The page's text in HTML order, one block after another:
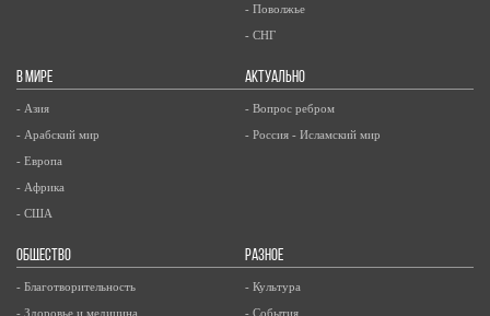
- Поволжье
- СНГ
В МИРЕ
- Азия
- Арабский мир
- Европа
- Африка
- США
АКТУАЛЬНО
- Вопрос ребром
- Россия - Исламский мир
ОБЩЕСТВО
- Благотворительность
- Здоровье и медицина
РАЗНОЕ
- Культура
- События